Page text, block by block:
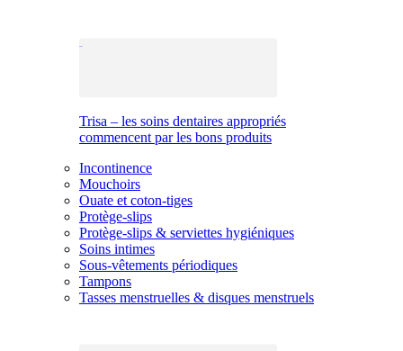
Trisa – les soins dentaires appropriés
commencent par les bons produits
Incontinence
Mouchoirs
Ouate et coton-tiges
Protège-slips
Protège-slips & serviettes hygiéniques
Soins intimes
Sous-vêtements périodiques
Tampons
Tasses menstruelles & disques menstruels